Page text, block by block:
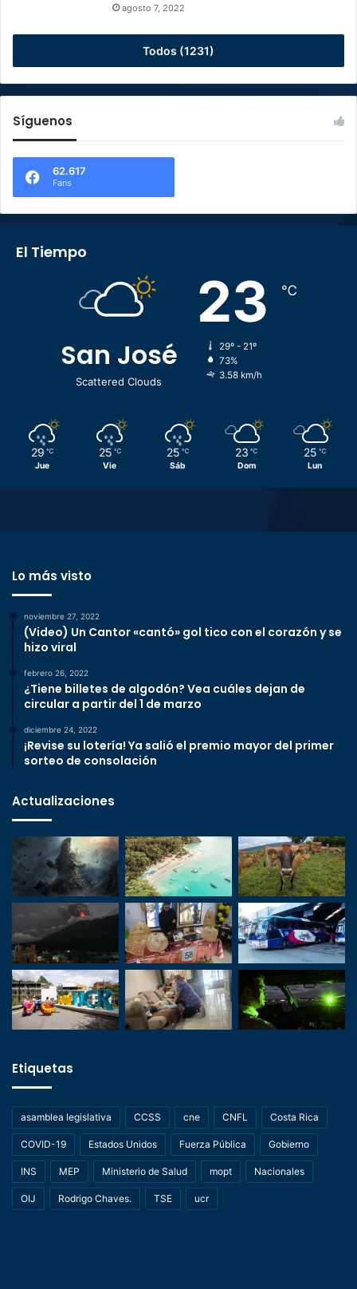
agosto 7, 2022
Todos (1231)
Síguenos
62.617
Fans
El Tiempo
San José
Scattered Clouds
23 ℃
29º - 21º
73%
3.58 km/h
29 ℃
Jue
25 ℃
Vie
25 ℃
Sáb
23 ℃
Dom
25 ℃
Lun
Lo más visto
noviembre 27, 2022
(Video) Un Cantor «cantó» gol tico con el corazón y se
hizo viral
febrero 26, 2022
¿Tiene billetes de algodón? Vea cuáles dejan de
circular a partir del 1 de marzo
diciembre 24, 2022
¡Revise su lotería! Ya salió el premio mayor del primer
sorteo de consolación
Actualizaciones
Etiquetas
asamblea legislativa CCSS cne CNFL Costa Rica
COVID-19 Estados Unidos Fuerza Pública Gobierno
INS MEP Ministerio de Salud mopt Nacionales
OIJ Rodrigo Chaves. TSE ucr